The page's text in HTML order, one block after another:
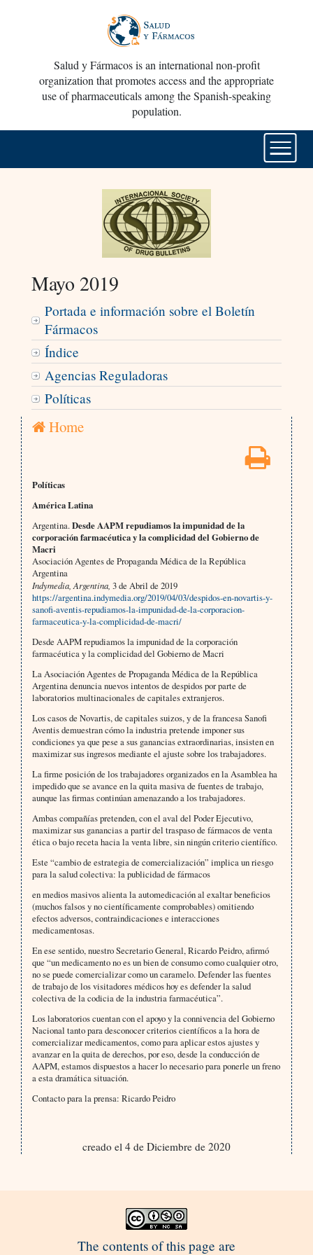
Salud y Fármacos is an international non-profit
organization that promotes access and the appropriate
use of pharmaceuticals among the Spanish-speaking
population.
Mayo 2019
Portada e información sobre el Boletín
Fármacos
Índice
Agencias Reguladoras
Políticas
Home
Políticas
América Latina
Argentina.Desde AAPM repudiamos la impunidad de la
corporación farmacéutica y la complicidad del Gobierno de
Macri
Asociación Agentes de Propaganda Médica de la República
Argentina
Indymedia, Argentina, 3 de Abril de 2019
https://argentina.indymedia.org/2019/04/03/despidos-en-novartis-y-
sanofi-aventis-repudiamos-la-impunidad-de-la-corporacion-
farmaceutica-y-la-complicidad-de-macri/
Desde AAPM repudiamos la impunidad de la corporación
farmacéutica y la complicidad del Gobierno de Macri
La Asociación Agentes de Propaganda Médica de la República
Argentina denuncia nuevos intentos de despidos por parte de
laboratorios multinacionales de capitales extranjeros.
Los casos de Novartis, de capitales suizos, y de la francesa Sanofi
Aventis demuestran cómo la industria pretende imponer sus
condiciones ya que pese a sus ganancias extraordinarias, insisten en
maximizar sus ingresos mediante el ajuste sobre los trabajadores.
La firme posición de los trabajadores organizados en la Asamblea ha
impedido que se avance en la quita masiva de fuentes de trabajo,
aunque las firmas continúan amenazando a los trabajadores.
Ambas compañías pretenden, con el aval del Poder Ejecutivo,
maximizar sus ganancias a partir del traspaso de fármacos de venta
ética o bajo receta hacia la venta libre, sin ningún criterio científico.
Este “cambio de estrategia de comercialización” implica un riesgo
para la salud colectiva: la publicidad de fármacos
en medios masivos alienta la automedicación al exaltar beneficios
(muchos falsos y no científicamente comprobables) omitiendo
efectos adversos, contraindicaciones e interacciones
medicamentosas.
En ese sentido, nuestro Secretario General, Ricardo Peidro, afirmó
que “un medicamento no es un bien de consumo como cualquier otro,
no se puede comercializar como un caramelo. Defender las fuentes
de trabajo de los visitadores médicos hoy es defender la salud
colectiva de la codicia de la industria farmacéutica”.
Los laboratorios cuentan con el apoyo y la connivencia del Gobierno
Nacional tanto para desconocer criterios científicos a la hora de
comercializar medicamentos, como para aplicar estos ajustes y
avanzar en la quita de derechos, por eso, desde la conducción de
AAPM, estamos dispuestos a hacer lo necesario para ponerle un freno
a esta dramática situación.
Contacto para la prensa: Ricardo Peidro
creado el 4 de Diciembre de 2020
The contents of this page are